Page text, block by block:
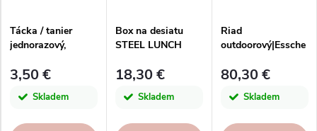
Tácka / tanier
jednorazový,
23cm, 8ks |
3,50 €
Skladem
Box na desiatu
STEEL LUNCH
Esschert Design
18,30 €
Skladem
Riad
outdoorový|Essche
80,30 €
Skladem